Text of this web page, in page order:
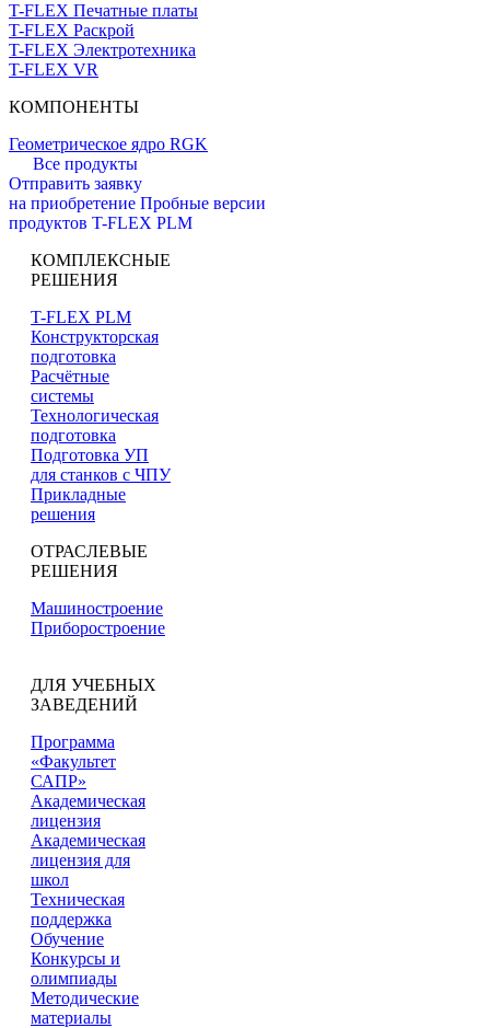
T-FLEX Печатные платы
T-FLEX Раскрой
T-FLEX Электротехника
T-FLEX VR
КОМПОНЕНТЫ
Геометрическое ядро RGK
Все продукты
Отправить заявку
на приобретение Пробные версии
продуктов T-FLEX PLM
КОМПЛЕКСНЫЕ
РЕШЕНИЯ
T-FLEX PLM
Конструкторская
подготовка
Расчётные
системы
Технологическая
подготовка
Подготовка УП
для станков с ЧПУ
Прикладные
решения
ОТРАСЛЕВЫЕ
РЕШЕНИЯ
Машиностроение
Приборостроение
ДЛЯ УЧЕБНЫХ
ЗАВЕДЕНИЙ
Программа
«Факультет
САПР»
Академическая
лицензия
Академическая
лицензия для
школ
Техническая
поддержка
Обучение
Конкурсы и
олимпиады
Методические
материалы